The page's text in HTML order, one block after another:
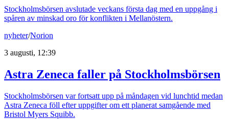
Stockholmsbörsen avslutade veckans första dag med en uppgång i
spåren av minskad oro för konflikten i Mellanöstern.
nyheter/Norion
3 augusti, 12:39
Astra Zeneca faller på Stockholmsbörsen
Stockholmsbörsen var fortsatt upp på måndagen vid lunchtid medan
Astra Zeneca föll efter uppgifter om ett planerat samgående med
Bristol Myers Squibb.